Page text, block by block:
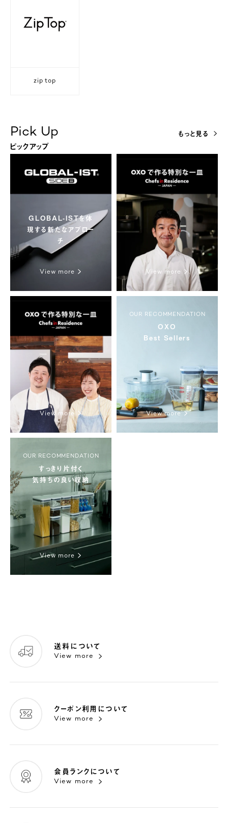
zip top
Pick Up
ピックアップ
もっと見る
GLOBAL-ISTを体
現する新たなアプロー
チ
View more View more
View more
OUR RECOMMENDATION
OXO
Best Sellers
View more
OUR RECOMMENDATION
すっきり片付く
気持ちの良い収納
View more
送料について
View more
クーポン利用について
View more
会員ランクについて
View more